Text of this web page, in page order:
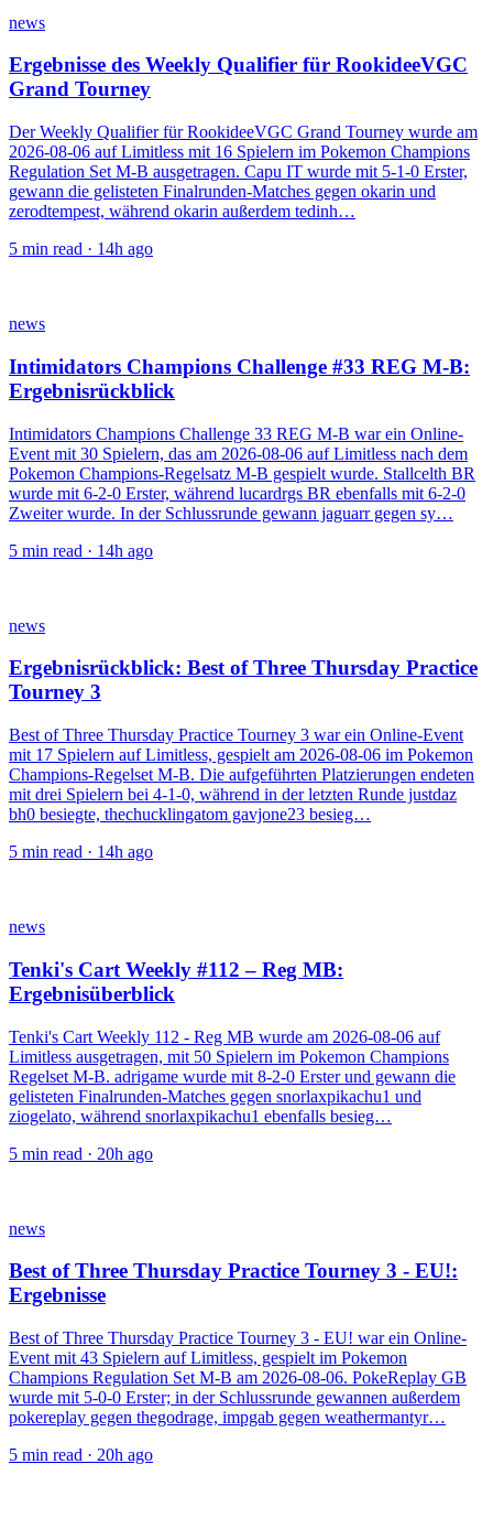
news
Ergebnisse des Weekly Qualifier für RookideeVGC
Grand Tourney
Der Weekly Qualifier für RookideeVGC Grand Tourney wurde am
2026-08-06 auf Limitless mit 16 Spielern im Pokemon Champions
Regulation Set M-B ausgetragen. Capu IT wurde mit 5-1-0 Erster,
gewann die gelisteten Finalrunden-Matches gegen okarin und
zerodtempest, während okarin außerdem tedinh…
5 min read · 14h ago
news
Intimidators Champions Challenge #33 REG M-B:
Ergebnisrückblick
Intimidators Champions Challenge 33 REG M-B war ein Online-
Event mit 30 Spielern, das am 2026-08-06 auf Limitless nach dem
Pokemon Champions-Regelsatz M-B gespielt wurde. Stallcelth BR
wurde mit 6-2-0 Erster, während lucardrgs BR ebenfalls mit 6-2-0
Zweiter wurde. In der Schlussrunde gewann jaguarr gegen sy…
5 min read · 14h ago
news
Ergebnisrückblick: Best of Three Thursday Practice
Tourney 3
Best of Three Thursday Practice Tourney 3 war ein Online-Event
mit 17 Spielern auf Limitless, gespielt am 2026-08-06 im Pokemon
Champions-Regelset M-B. Die aufgeführten Platzierungen endeten
mit drei Spielern bei 4-1-0, während in der letzten Runde justdaz
bh0 besiegte, thechucklingatom gavjone23 besieg…
5 min read · 14h ago
news
Tenki's Cart Weekly #112 – Reg MB:
Ergebnisüberblick
Tenki's Cart Weekly 112 - Reg MB wurde am 2026-08-06 auf
Limitless ausgetragen, mit 50 Spielern im Pokemon Champions
Regelset M-B. adrigame wurde mit 8-2-0 Erster und gewann die
gelisteten Finalrunden-Matches gegen snorlaxpikachu1 und
ziogelato, während snorlaxpikachu1 ebenfalls besieg…
5 min read · 20h ago
news
Best of Three Thursday Practice Tourney 3 - EU!:
Ergebnisse
Best of Three Thursday Practice Tourney 3 - EU! war ein Online-
Event mit 43 Spielern auf Limitless, gespielt im Pokemon
Champions Regulation Set M-B am 2026-08-06. PokeReplay GB
wurde mit 5-0-0 Erster; in der Schlussrunde gewannen außerdem
pokereplay gegen thegodrage, impgab gegen weathermantyr…
5 min read · 20h ago